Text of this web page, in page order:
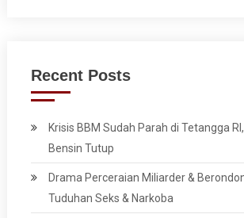
Recent Posts
Krisis BBM Sudah Parah di Tetangga
Bensin Tutup
Drama Perceraian Miliarder &
Tuduhan Seks & Narkoba